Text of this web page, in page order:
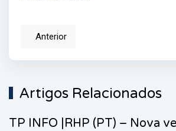
Artigo anterior: PRIMAVERA
Anterior
Artigos Relacionados
TP INFO |RHP (PT) – Nova